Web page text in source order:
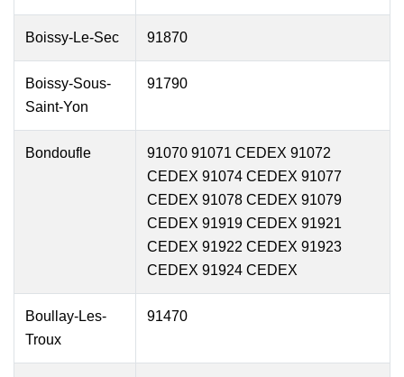
Boissy-Le-Sec 91870
Boissy-Sous-
Saint-Yon
91790
Bondoufle
91070 91071 CEDEX 91072
CEDEX 91074 CEDEX 91077
CEDEX 91078 CEDEX 91079
CEDEX 91919 CEDEX 91921
CEDEX 91922 CEDEX 91923
CEDEX 91924 CEDEX
Boullay-Les-
Troux
91470